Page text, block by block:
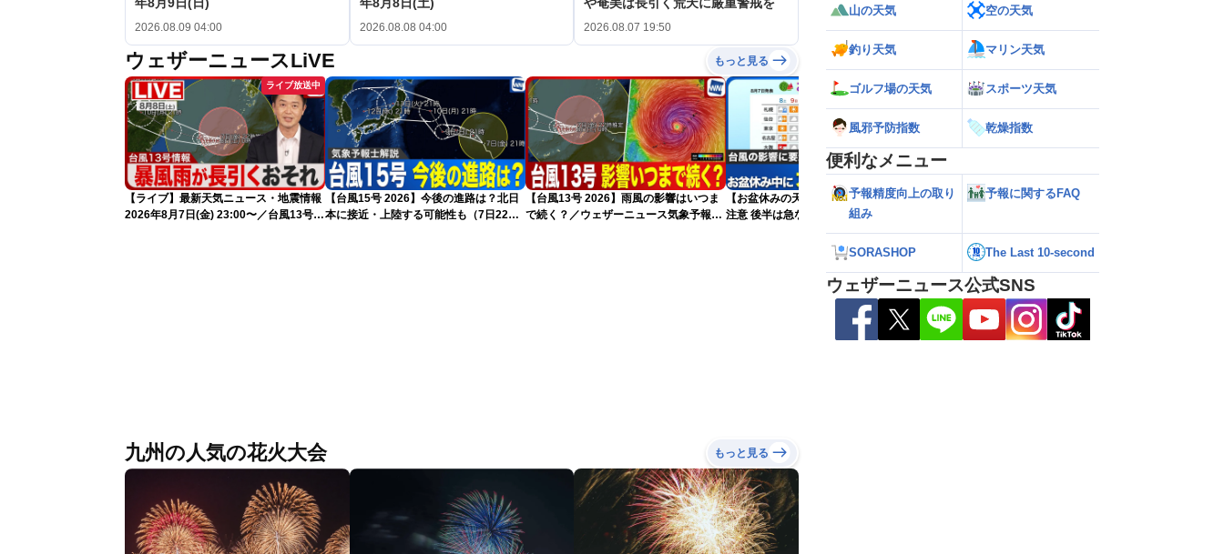
2026.08.09 04:00 2026.08.08 04:00 2026.08.07 19:50
ウェザーニュースLiVE もっと見る
ライブ放送中
【ライブ】最新天気ニュース・地震情報
2026年8月7日(金) 23:00〜／台風13号の
【台風15号 2026】今後の進路は？北日
本に接近・上陸する可能性も（7日22時
【台風13号 2026】雨風の影響はいつま
で続く？／ウェザーニュース気象予報士
【お盆休みの天気2026】台風の影響に要
注意 後半は急な雷雨の心配も
【ゲリラ雷雨】長野県で1時間に約
録的短時間大雨
九州の人気の花火大会 もっと見る
山の天気 空の天気
釣り天気 マリン天気
ゴルフ場の天気 スポーツ天気
風邪予防指数 乾燥指数
便利なメニュー
予報精度向上の取り
組み
予報に関するFAQ
SORASHOP The Last 10-second
ウェザーニュース公式SNS